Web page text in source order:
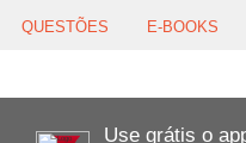
Use grátis o
QUESTÕES E-BOOKS